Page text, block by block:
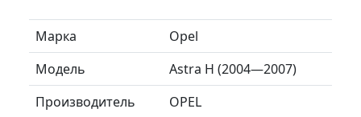
Марка
Opel
Модель
Astra H (2004—2007)
Производитель
OPEL